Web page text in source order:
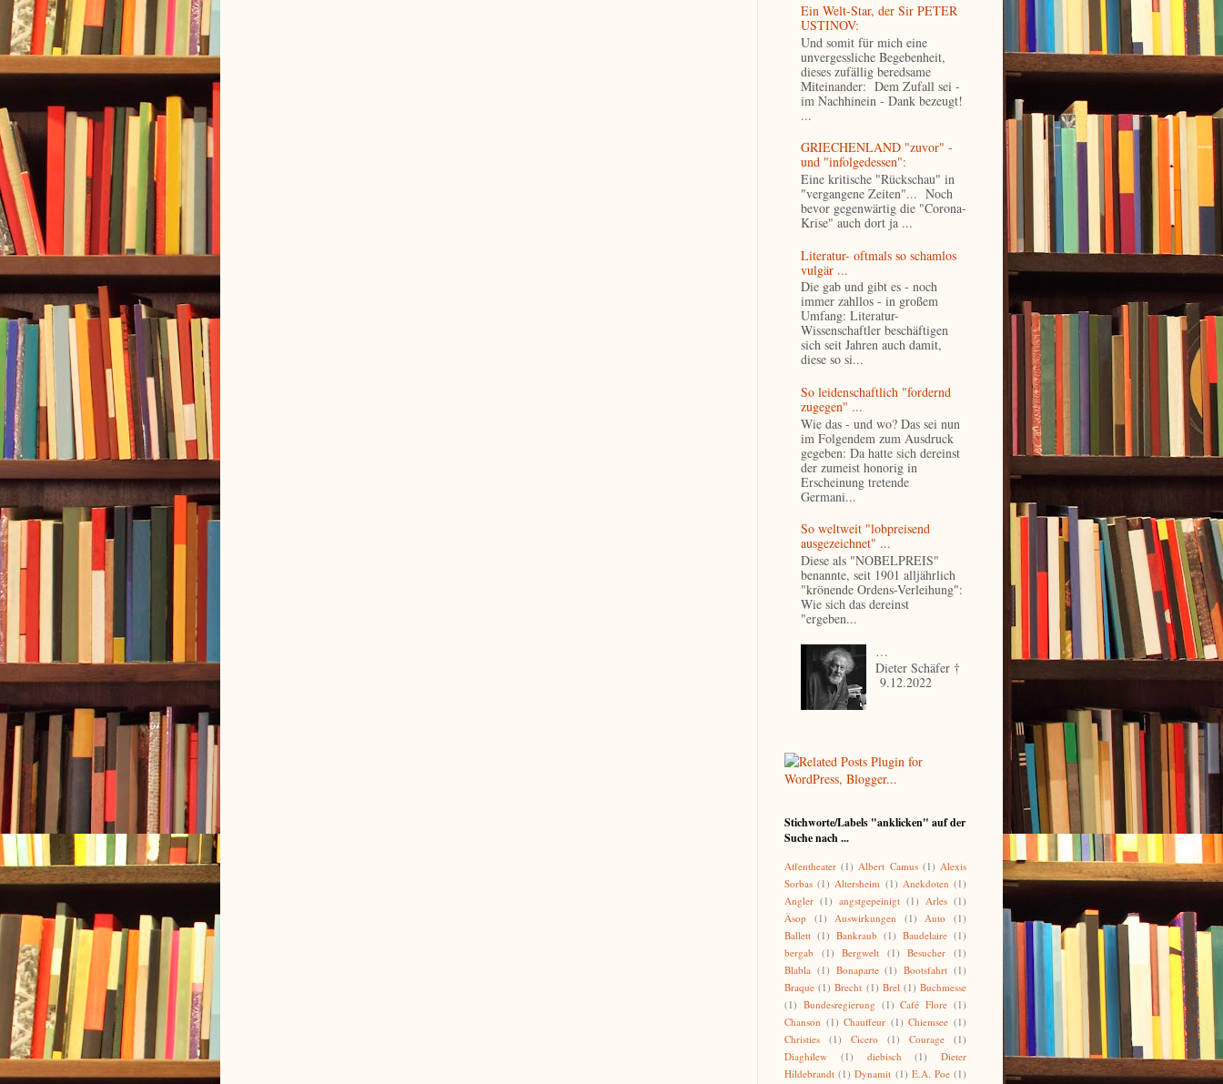
Ein Welt-Star, der Sir PETER
USTINOV:
Und somit für mich eine
unvergessliche Begebenheit,
dieses zufällig beredsame
Miteinander: Dem Zufall sei -
im Nachhinein - Dank bezeugt!
...
GRIECHENLAND "zuvor" -
und "infolgedessen":
Eine kritische "Rückschau" in
"vergangene Zeiten"... Noch
bevor gegenwärtig die "Corona-
Krise" auch dort ja ...
Literatur- oftmals so schamlos
vulgär ...
Die gab und gibt es - noch
immer zahllos - in großem
Umfang: Literatur-
Wissenschaftler beschäftigen
sich seit Jahren auch damit,
diese so si...
So leidenschaftlich "fordernd
zugegen" ...
Wie das - und wo? Das sei nun
im Folgendem zum Ausdruck
gegeben: Da hatte sich dereinst
der zumeist honorig in
Erscheinung tretende
Germani...
So weltweit "lobpreisend
ausgezeichnet" ...
Diese als "NOBELPREIS"
benannte, seit 1901 alljährlich
"krönende Ordens-Verleihung":
Wie sich das dereinst
"ergeben...
…
Dieter Schäfer †
9.12.2022
Stichworte/Labels "anklicken" auf der
Suche nach ...
Affentheater (1) Albert Camus (1) Alexis
Sorbas (1) Altersheim (1) Anekdoten (1)
Angler (1) angstgepeinigt (1) Arles (1)
Äsop (1) Auswirkungen (1) Auto
(1)
Ballett (1) Bankraub (1) Baudelaire (1)
bergab (1) Bergwelt (1) Besucher
(1)
Blabla (1) Bonaparte (1) Bootsfahrt (1)
Braque (1) Brecht (1) Brel (1) Buchmesse
(1) Bundesregierung (1) Café Flore (1)
Chanson (1) Chauffeur (1) Chiemsee (1)
Christies
(1) Cicero (1) Courage
(1)
Diaghilew
(1) diebisch (1)
Dieter
Hildebrandt (1) Dynamit (1) E.A. Poe (1)